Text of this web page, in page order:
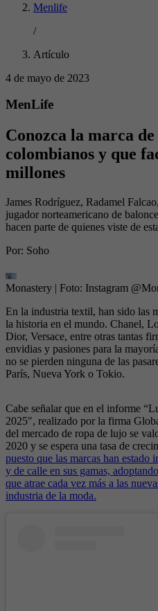
Menlife
/
Artículo
4 de mayo de 2023
MenLife
Conozca la marca
colombianos y que
millones
James Rodríguez, Radamel
jugador norteamericano de
hacen parte de quienes viste de
Por: Soho
Monastery | Foto: Instagram
En la industria textil, han sido las
la historia en el mundo. Chanel,
Dior, Versace, entre otras tantas
envidias y pasiones para la
no se pierden ninguna de las
París, Nueva York o Tokio.
Cabe señalar que en el informe
2025″, realizado por la firma
del mercado de ropa de lujo se
2020 y se espera una tasa de
puesto que las marcas han estado
y de calle en sus gamas,
que atrae cada vez más a las
industria de la moda.